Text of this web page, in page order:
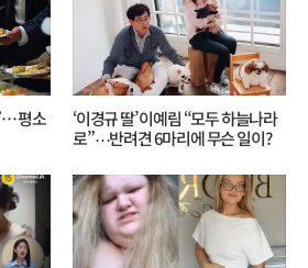
평소
‘이경규 딸’ 이예림 “모두 하늘나라
로”⋯반려견 6마리에 무슨 일이?